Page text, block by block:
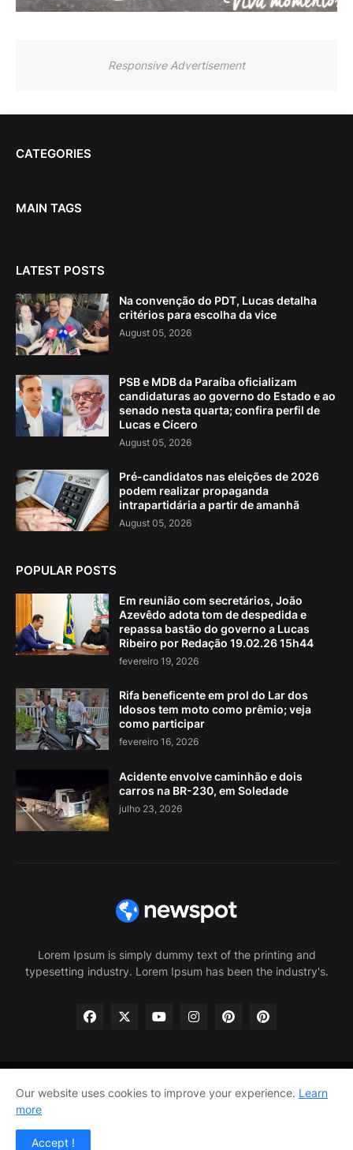
Responsive Advertisement
CATEGORIES
MAIN TAGS
LATEST POSTS
Na convenção do PDT, Lucas detalha
critérios para escolha da vice
August 05, 2026
PSB e MDB da Paraíba oficializam
candidaturas ao governo do Estado e ao
senado nesta quarta; confira perfil de
Lucas e Cícero
August 05, 2026
Pré-candidatos nas eleições de 2026
podem realizar propaganda
intrapartidária a partir de amanhã
August 05, 2026
POPULAR POSTS
Em reunião com secretários, João
Azevêdo adota tom de despedida e
repassa bastão do governo a Lucas
Ribeiro por Redação 19.02.26 15h44
fevereiro 19, 2026
Rifa beneficente em prol do Lar dos
Idosos tem moto como prêmio; veja
como participar
fevereiro 16, 2026
Acidente envolve caminhão e dois
carros na BR-230, em Soledade
julho 23, 2026
Lorem Ipsum is simply dummy text of the printing and
typesetting industry. Lorem Ipsum has been the industry's.
Home About Us Privacy Policy
Contact Us
Our website uses cookies to improve your experience. Learn
more
Accept !